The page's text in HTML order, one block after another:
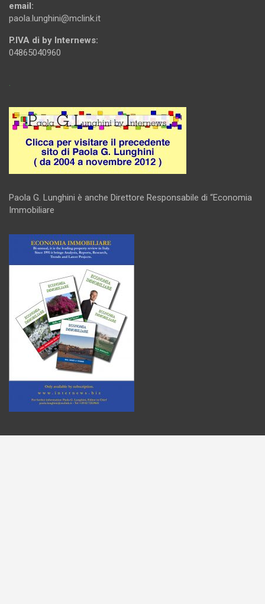
email:
paola.lunghini@mclink.it
P.IVA di by Internews:
04865040960
.
Paola G. Lunghini è anche Direttore Responsabile di “Economia
Immobiliare